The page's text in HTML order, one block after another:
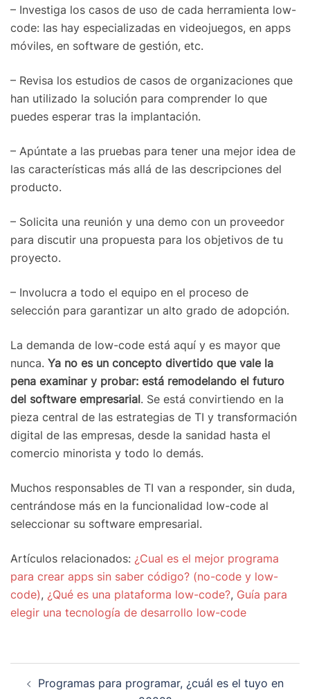
– Investiga los casos de uso de cada herramienta low-
code: las hay especializadas en videojuegos, en apps
móviles, en software de gestión, etc.
– Revisa los estudios de casos de organizaciones que
han utilizado la solución para comprender lo que
puedes esperar tras la implantación.
– Apúntate a las pruebas para tener una mejor idea de
las características más allá de las descripciones del
producto.
– Solicita una reunión y una demo con un proveedor
para discutir una propuesta para los objetivos de tu
proyecto.
– Involucra a todo el equipo en el proceso de
selección para garantizar un alto grado de adopción.
La demanda de low-code está aquí y es mayor que
nunca. Ya no es un concepto divertido que vale la
pena examinar y probar: está remodelando el futuro
del software empresarial. Se está convirtiendo en la
pieza central de las estrategias de TI y transformación
digital de las empresas, desde la sanidad hasta el
comercio minorista y todo lo demás.
Muchos responsables de TI van a responder, sin duda,
centrándose más en la funcionalidad low-code al
seleccionar su software empresarial.
Artículos relacionados: ¿Cual es el mejor programa
para crear apps sin saber código? (no-code y low-
code), ¿Qué es una plataforma low-code?, Guía para
elegir una tecnología de desarrollo low-code
Programas para programar, ¿cuál es el tuyo en